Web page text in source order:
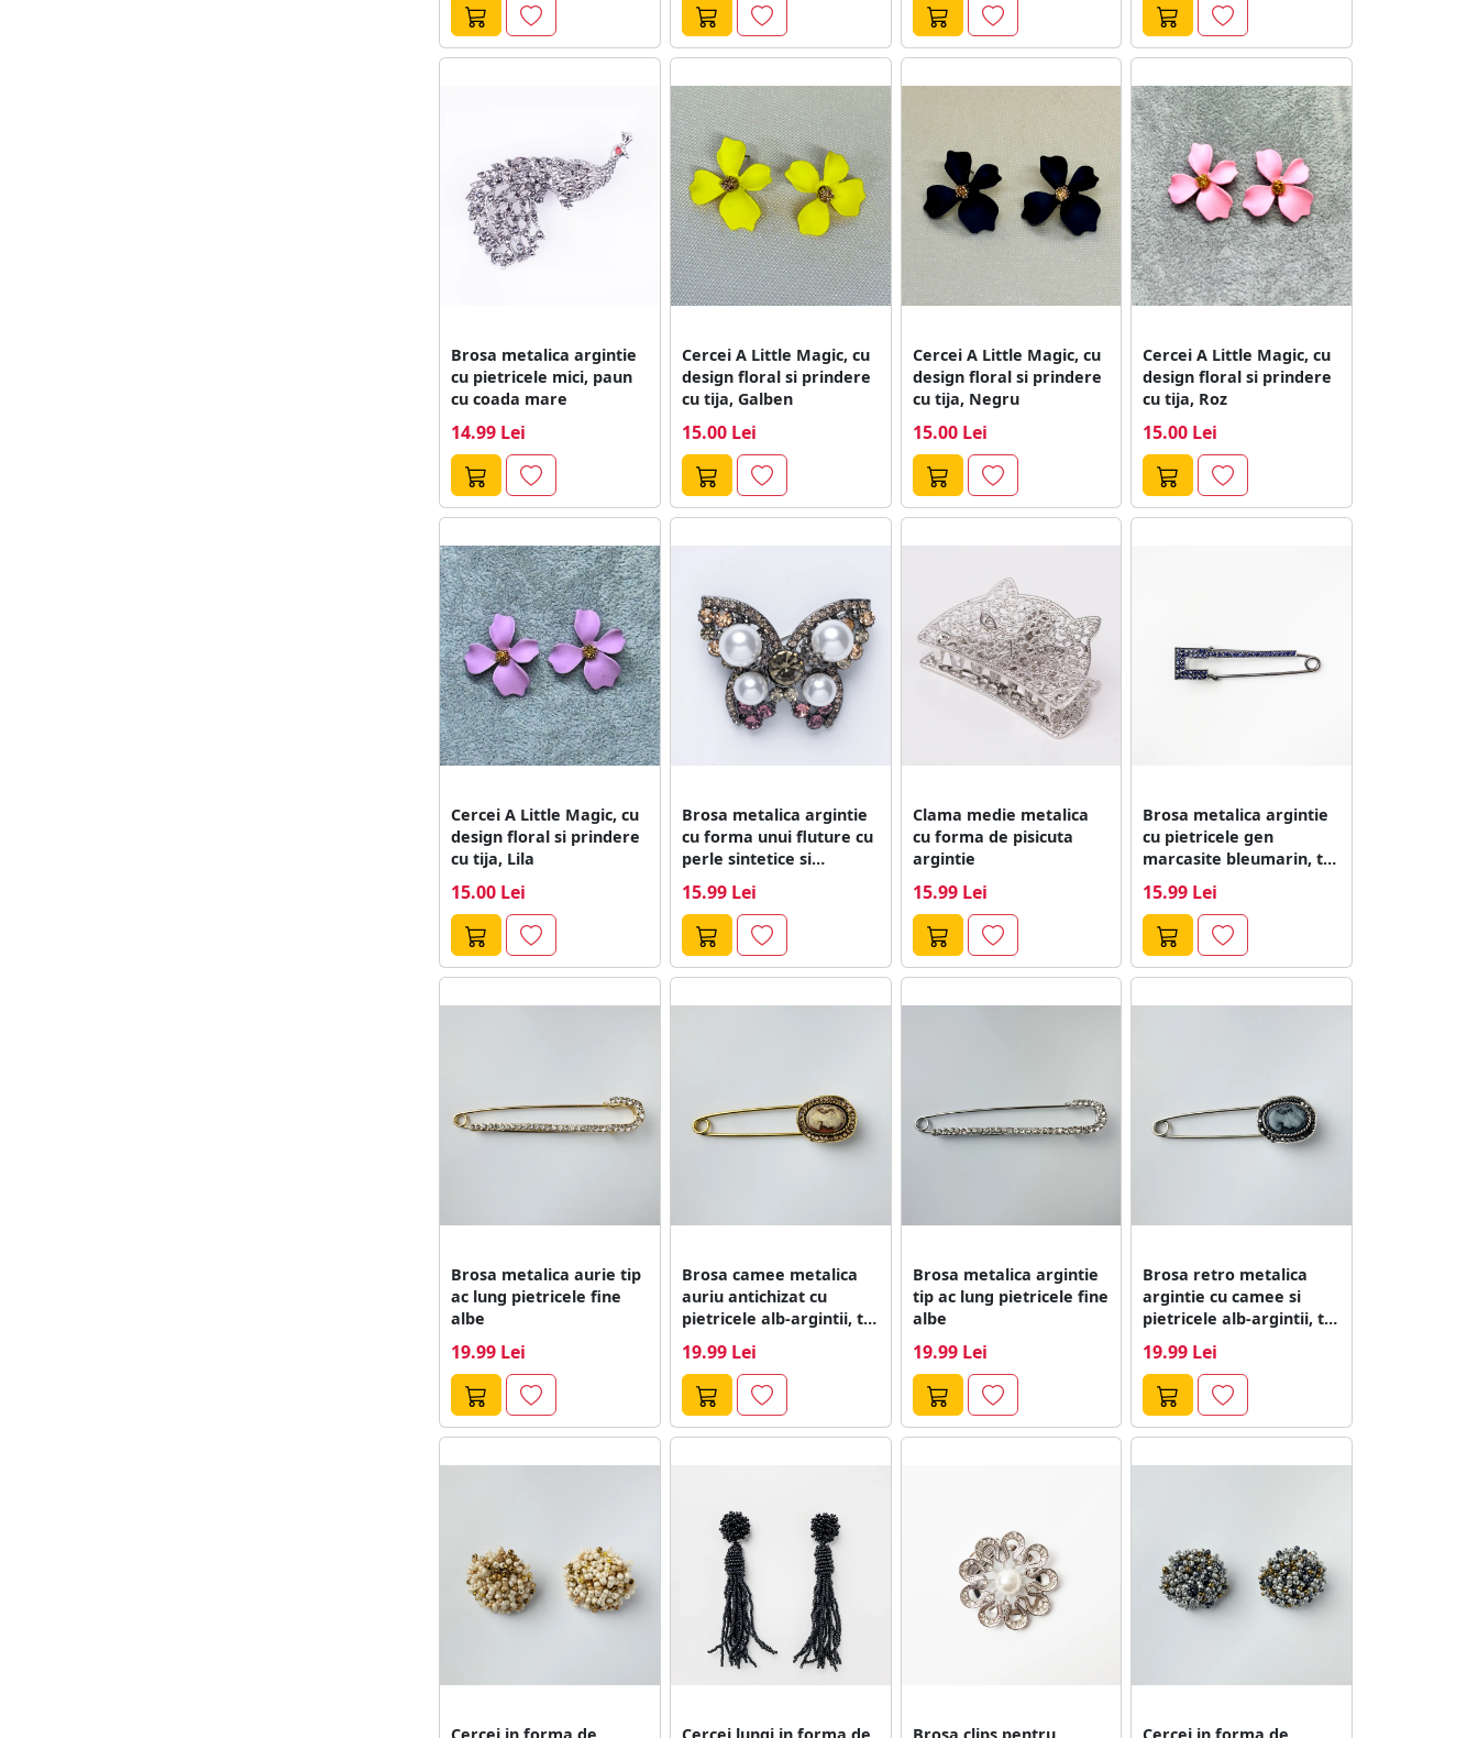
Brosa metalica argintie
cu pietricele mici, paun
cu coada mare
14.99 Lei
Cercei A Little Magic, cu
design floral si prindere
cu tija, Galben
15.00 Lei
Cercei A Little Magic, cu
design floral si prindere
cu tija, Negru
15.00 Lei
Cercei A Little Magic, cu
design floral si prindere
cu tija, Roz
15.00 Lei
Cercei A Little Magic, cu
design floral si prindere
cu tija, Lila
15.00 Lei
Brosa metalica argintie
cu forma unui fluture cu
perle sintetice si
15.99 Lei
Clama medie metalica
cu forma de pisicuta
argintie
15.99 Lei
Brosa metalica argintie
cu pietricele gen
marcasite bleumarin, tip
15.99 Lei
Brosa metalica aurie tip
ac lung pietricele fine
albe
19.99 Lei
Brosa camee metalica
auriu antichizat cu
pietricele alb-argintii, tip
19.99 Lei
Brosa metalica argintie
tip ac lung pietricele fine
albe
19.99 Lei
Brosa retro metalica
argintie cu camee si
pietricele alb-argintii, tip
19.99 Lei